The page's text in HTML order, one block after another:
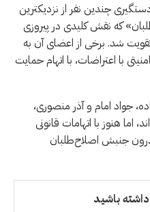
چندین نفر از نزدیکترین
که نقش کلیدی در پیروزی
بیشتر تقویت شد. برخی از اعضای آن به
با اعتراضات، با اتهام حمایت
جواد امام و آذر منصوری،
اما هنوز با اتهامات قانونی
جنبش اصلاح‌طلبان
باشید